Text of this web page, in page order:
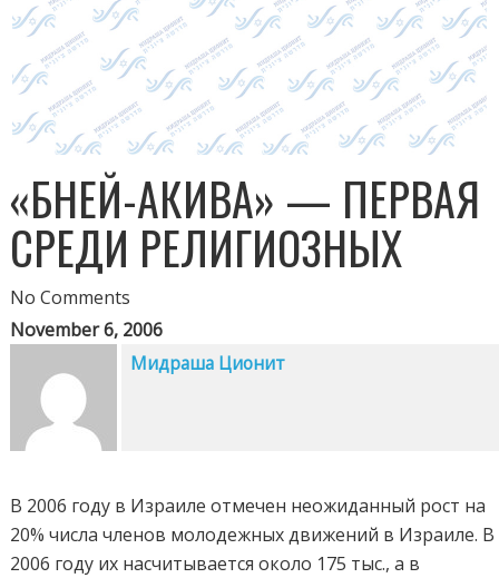
«БНЕЙ-АКИВА» — ПЕРВАЯ
СРЕДИ РЕЛИГИОЗНЫХ
No Comments
November 6, 2006
Мидраша Ционит
В 2006 году в Израиле отмечен неожиданный рост на
20% числа членов молодежных движений в Израиле. В
2006 году их насчитывается около 175 тыс., а в